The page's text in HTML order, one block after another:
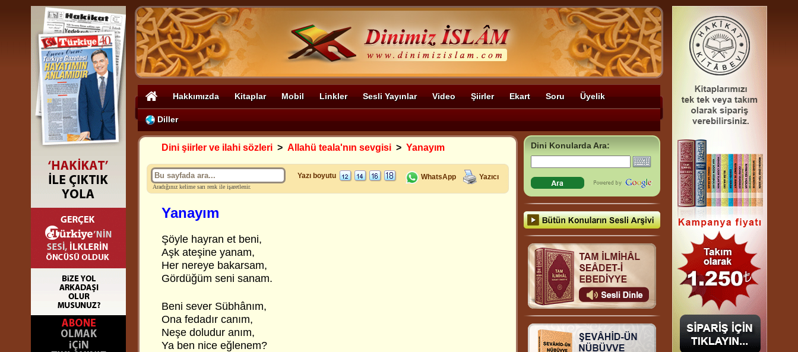
Hakkımızda Kitaplar Mobil Linkler Sesli Yayınlar Video Şiirler Ekart Soru Üyelik
Diller
Dini şiirler ve ilahi sözleri > Allahü teala'nın sevgisi > Yanayım
Aradığınız kelime sarı renk ile işaretlenir.
Yazı boyutu WhatsApp Yazıcı
Yanayım
Şöyle hayran et beni,
Aşk ateşine yanam,
Her nereye bakarsam,
Gördüğüm seni sanam.
Beni sever Sübhânım,
Ona fedadır canım,
Neşe doludur anım,
Ya ben nice eğlenem?
Dini Konularda Ara: